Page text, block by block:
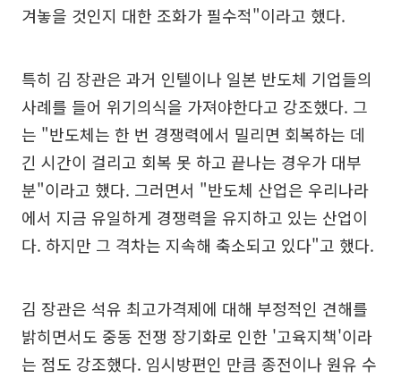
겨놓을 것인지 대한 조화가 필수적"이라고 했다.
특히 김 장관은 과거 인텔이나 일본 반도체 기업들의
사례를 들어 위기의식을 가져야한다고 강조했다. 그
는 "반도체는 한 번 경쟁력에서 밀리면 회복하는 데
긴 시간이 걸리고 회복 못 하고 끝나는 경우가 대부
분"이라고 했다. 그러면서 "반도체 산업은 우리나라
에서 지금 유일하게 경쟁력을 유지하고 있는 산업이
다. 하지만 그 격차는 지속해 축소되고 있다"고 했다.
김 장관은 석유 최고가격제에 대해 부정적인 견해를
밝히면서도 중동 전쟁 장기화로 인한 '고육지책'이라
는 점도 강조했다. 임시방편인 만큼 종전이나 원유 수